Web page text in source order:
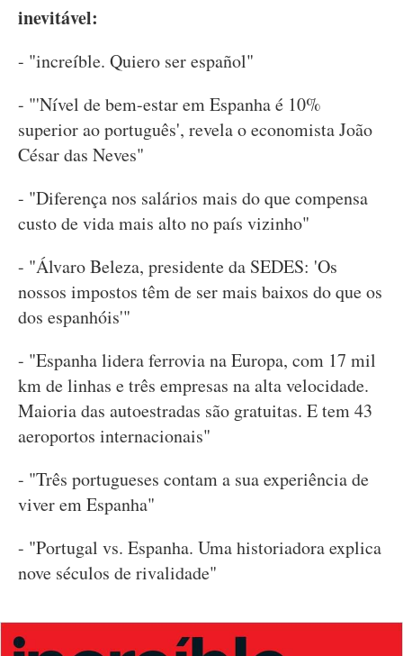
inevitável:
- "increíble. Quiero ser español"
- "'Nível de bem-estar em Espanha é 10%
superior ao português', revela o economista João
César das Neves"
- "Diferença nos salários mais do que compensa
custo de vida mais alto no país vizinho"
- "Álvaro Beleza, presidente da SEDES: 'Os
nossos impostos têm de ser mais baixos do que os
dos espanhóis'"
- "Espanha lidera ferrovia na Europa, com 17 mil
km de linhas e três empresas na alta velocidade.
Maioria das autoestradas são gratuitas. E tem 43
aeroportos internacionais"
- "Três portugueses contam a sua experiência de
viver em Espanha"
- "Portugal vs. Espanha. Uma historiadora explica
nove séculos de rivalidade"